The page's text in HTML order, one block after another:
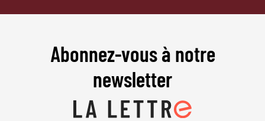
Abonnez-vous à notre
newsletter